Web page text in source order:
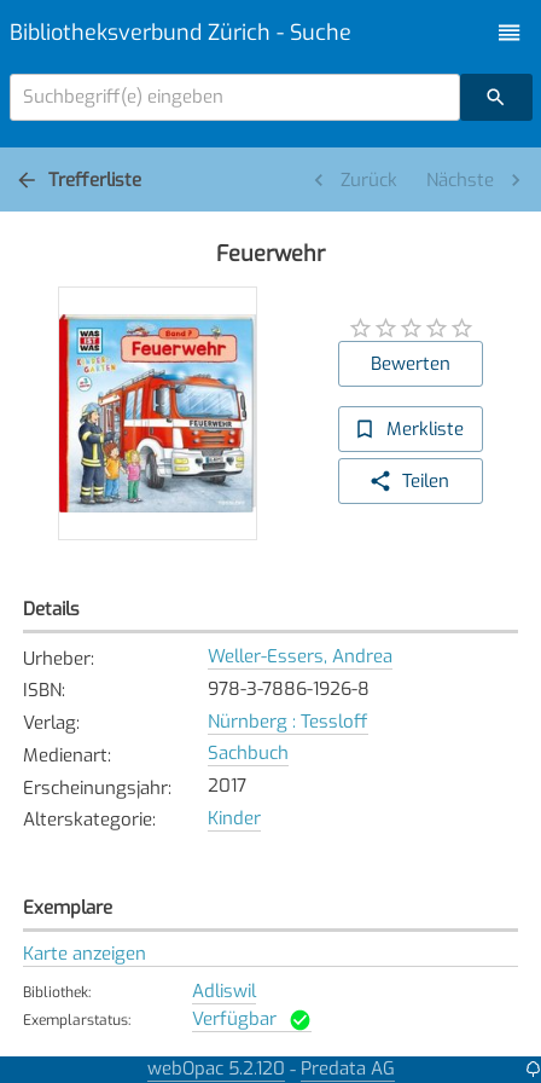
Bibliotheksverbund Zürich - Suche
Suchbegriff(e) eingeben
Trefferliste Zurück Nächste
Feuerwehr
Bewerten
Merkliste
Teilen
Details
Urheber:
Weller-Essers, Andrea
ISBN:
978-3-7886-1926-8
Verlag:
Nürnberg : Tessloff
Medienart:
Sachbuch
Erscheinungsjahr:
2017
Alterskategorie: Kinder
Exemplare
Karte anzeigen
Bibliothek: Adliswil
Exemplarstatus: Verfügbar
Affoltern
webOpac 5.2.120 - Predata AG